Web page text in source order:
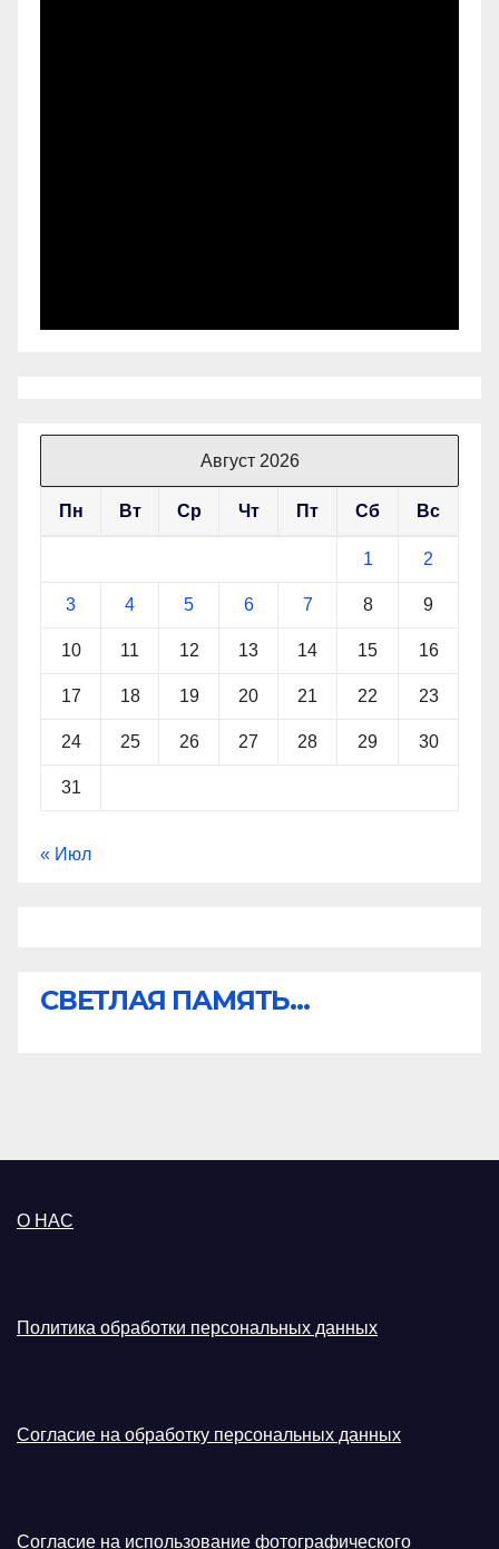
Август 2026
Пн Вт Ср Чт Пт Сб Вс
1 2
3 4 5 6 7 8 9
10 11 12 13 14 15 16
17 18 19 20 21 22 23
24 25 26 27 28 29 30
31
« Июл
СВЕТЛАЯ ПАМЯТЬ...
О НАС
Политика обработки персональных данных
Согласие на обработку персональных данных
Согласие на использование фотографического